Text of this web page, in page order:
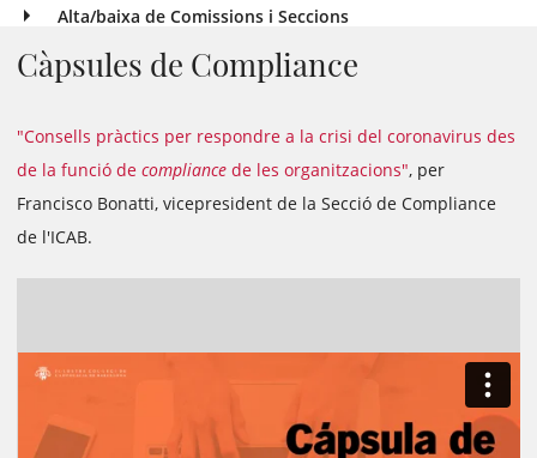
Alta/baixa de Comissions i Seccions
Càpsules de Compliance
"Consells pràctics per respondre a la crisi del coronavirus des
de la funció de compliance de les organitzacions", per
Francisco Bonatti, vicepresident de la Secció de Compliance
de l'ICAB.